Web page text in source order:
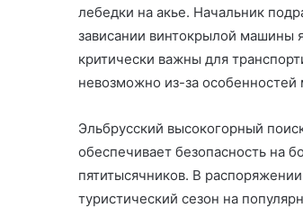
лебедки на акье. Начальник
зависании винтокрылой машины
критически важны для
невозможно из-за особенностей
Эльбрусский высокогорный
обеспечивает безопасность на
пятитысячников. В
туристический сезон на